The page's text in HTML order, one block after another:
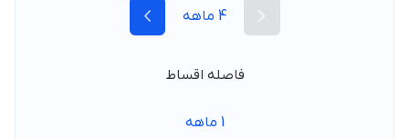
4 ماهه
فاصله اقساط
1 ماهه